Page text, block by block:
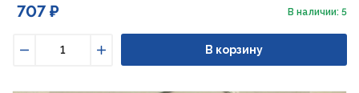
707 ₽ В наличии: 5
Увеличить
В корзину